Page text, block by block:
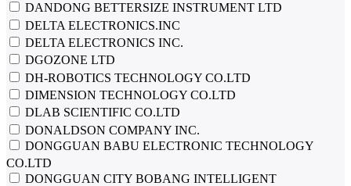
DANDONG BETTERSIZE INSTRUMENT LTD
DELTA ELECTRONICS.INC
DELTA ELECTRONICS INC.
DGOZONE LTD
DH-ROBOTICS TECHNOLOGY CO.LTD
DIMENSION TECHNOLOGY CO.LTD
DLAB SCIENTIFIC CO.LTD
DONALDSON COMPANY INC.
DONGGUAN BABU ELECTRONIC TECHNOLOGY
CO.LTD
DONGGUAN CITY BOBANG INTELLIGENT